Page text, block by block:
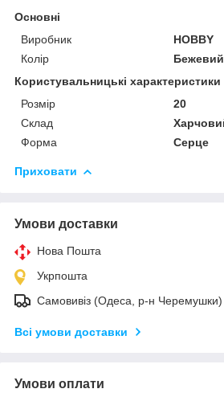
Основні
Виробник
HOBBY
Колір
Бежевий
Користувальницькі характеристики
Розмір
20
Склад
Форма
Серце
Приховати
Умови доставки
Нова Пошта
Укрпошта
Самовивіз (Одеса, р-н Черемушки)
Всі умови доставки
Умови оплати